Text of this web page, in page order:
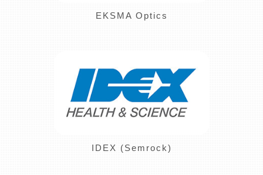
EKSMA Optics
IDEX (Semrock)